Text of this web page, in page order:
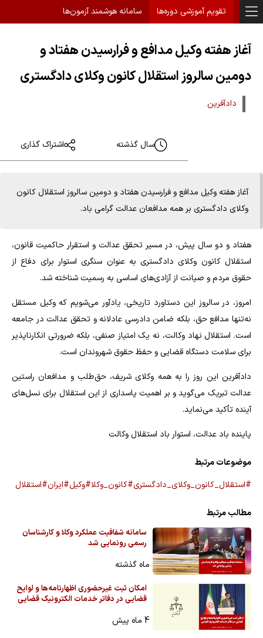
تقویم آموزشی دوره‌ها سامانه هوشمند آزمون‌ها
آغاز هفته وکیل مدافع و فرارسیدن هفتاد و
دومین سالروز استقلال کانون وکلای دادگستری
دادآفرین
سال گذشته اشتراک گذاری
آغاز هفته وکیل مدافع و فرارسیدن هفتاد و دومین سالروز استقلال کانون
وکلای دادگستری بر همه مدافعان عدالت گرامی باد.
هفتاد و دو سال پیش، در مسیر تحقق عدالت و استقرار حاکمیت قانون،
استقلال کانون وکلای دادگستری به عنوان سنگری استوار برای دفاع از
حقوق مردم و صیانت از آزادی‌های اساسی به رسمیت شناخته شد.
امروز، در سالروز این دستاورد تاریخی، یادآور می‌شویم که وکیل مستقل
نه‌تنها مدافع حق، بلکه ضامن دادرسی عادلانه و تحقق عدالت در جامعه
است. استقلال نهاد وکالت، نه یک امتیاز صنفی، بلکه ضرورتی انکارناپذیر
برای سلامت دستگاه قضایی و حفظ حقوق شهروندان است.
دادآفرین این روز را به همه وکلای شریف، حق‌طلب و مدافعان راستین
عدالت تبریک می‌گوید و بر اهمیت پاسداری از این استقلال برای نسل‌های
آینده تأکید می‌نماید.
پاینده باد عدالت، استوار باد استقلال وکالت
موضوعات مرتبط
#استقلال_کانون_وکلای_دادگستری#کانون_وکلا#وکیل#ایران#استقلال
مطالب مرتبط
سامانه شفافیت عملکرد وکلا و کارشناسان
رسمی رونمایی شد
ماه گذشته
امکان ثبت غیرحضوری اظهارنامه‌ها و لوایح
قضایی در دفاتر خدمات الکترونیک قضایی
4 ماه پیش